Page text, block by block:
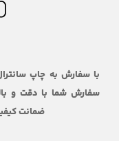
با سفارش به چاپ
سفارش شما با دقت و
ضمانت